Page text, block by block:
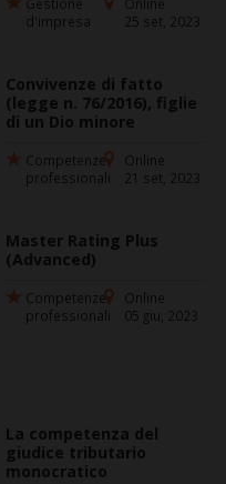
Gestione
d'impresa
Online
25 set, 2023
Convivenze di fatto
(legge n. 76/2016), figlie
di un Dio minore
Competenze
professionali
Online
21 set, 2023
Master Rating Plus
(Advanced)
Competenze
professionali
Online
05 giu, 2023
La competenza del
giudice tributario
monocratico